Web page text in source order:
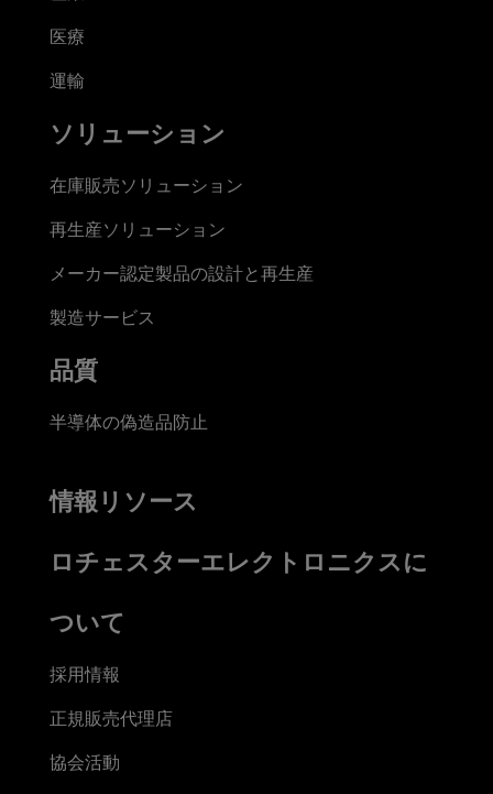
医療
運輸
ソリューション
在庫販売ソリューション
再生産ソリューション
メーカー認定製品の設計と再生産
製造サービス
品質
半導体の偽造品防止
情報リソース
ロチェスターエレクトロニクスに
ついて
採用情報
正規販売代理店
協会活動